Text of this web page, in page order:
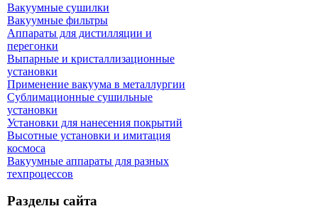
Вакуумные сушилки
Вакуумные фильтры
Аппараты для дистилляции и
перегонки
Выпарные и кристаллизационные
установки
Применение вакуума в металлургии
Сублимационные сушильные
установки
Установки для нанесения покрытий
Высотные установки и имитация
космоса
Вакуумные аппараты для разных
техпроцессов
Разделы сайта